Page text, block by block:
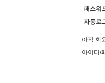
패스워
자동로
아직 회
아이디/